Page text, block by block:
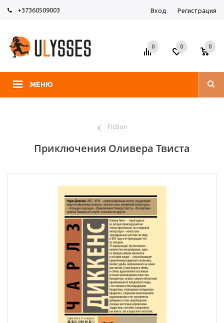
+37360509003 Вход Регистрация
МЕНЮ
0 0 0
Fiction
Приключения Оливера Твиста